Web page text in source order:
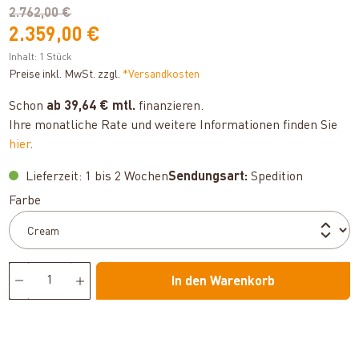
2.762,00 €
2.359,00 €
Inhalt: 1 Stück
Preise inkl. MwSt. zzgl. *Versandkosten
Schon ab 39,64 € mtl. finanzieren.
Ihre monatliche Rate und weitere Informationen finden Sie
hier.
Lieferzeit: 1 bis 2 WochenSendungsart: Spedition
Farbe
In den Warenkorb